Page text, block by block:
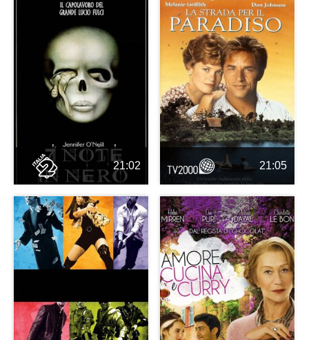
21:02 21:05